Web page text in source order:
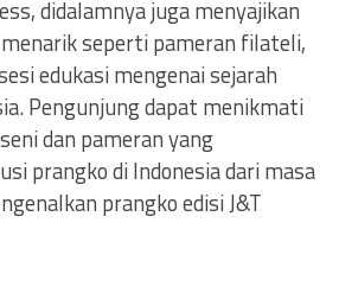
didalamnya juga menyajikan
seperti pameran filateli,
edukasi mengenai sejarah
Pengunjung dapat menikmati
dan pameran yang
prangko di Indonesia dari masa
prangko edisi J&T